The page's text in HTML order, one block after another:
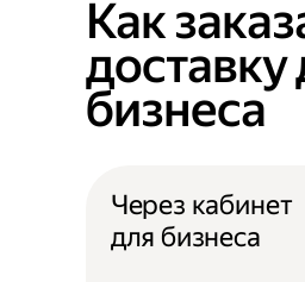
Как
доставку
бизнеса
Через кабинет
для бизнеса